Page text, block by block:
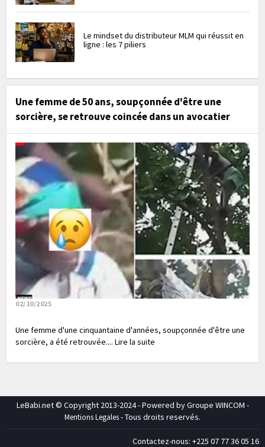
Le mindset du distributeur MLM qui réussit en
ligne : les 7 piliers
Une femme de 50 ans, soupçonnée d'être une
sorcière, se retrouve coincée dans un avocatier
02/10/2025
Une femme d'une cinquantaine d'années, soupçonnée d'être une
sorcière, a été retrouvée.... Lire la suite
LeBabi.net © Copyright 2013-2024 - Powered by Groupe WINCOM -
Mentions Legales- Tous droits reservés.
Contactez-nous: +225 07 77 36 05 16